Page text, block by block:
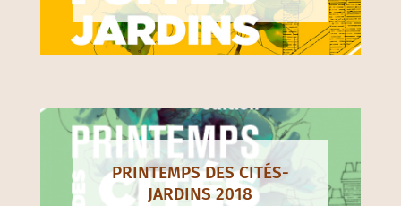
PRINTEMPS DES CITÉS-
JARDINS 2018